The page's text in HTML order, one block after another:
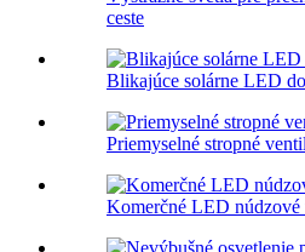
ceste
Blikajúce solárne LED
Priemyselné stropné
Komerčné LED núdzové